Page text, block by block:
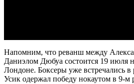
Напомним, что реванш между
Даниэлом Дюбуа состоится 19 июля
Лондоне. Боксеры уже встречались в
Усик одержал победу нокаутом в 9-м